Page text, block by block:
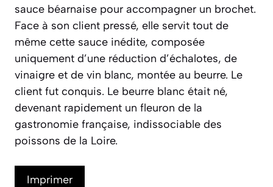
sauce béarnaise pour accompagner un brochet.
Face à son client pressé, elle servit tout de
même cette sauce inédite, composée
uniquement d’une réduction d’échalotes, de
vinaigre et de vin blanc, montée au beurre. Le
client fut conquis. Le beurre blanc était né,
devenant rapidement un fleuron de la
gastronomie française, indissociable des
poissons de la Loire.
Imprimer